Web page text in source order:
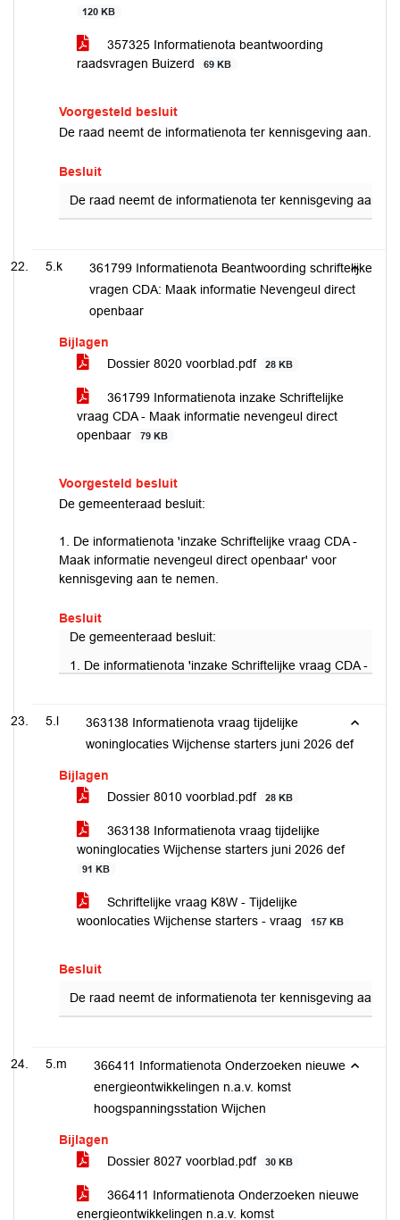
120 KB
357325 Informatienota beantwoording
raadsvragen Buizerd
69 KB
Voorgesteld besluit
De raad neemt de informatienota ter kennisgeving aan.
Besluit
De raad neemt de informatienota ter kennisgeving aan.
5.k
361799 Informatienota Beantwoording schriftelijke
vragen CDA: Maak informatie Nevengeul direct
openbaar
Bijlagen
Dossier 8020 voorblad.pdf
28 KB
361799 Informatienota inzake Schriftelijke
vraag CDA - Maak informatie nevengeul direct
openbaar
79 KB
Voorgesteld besluit
De gemeenteraad besluit:
1. De informatienota 'inzake Schriftelijke vraag CDA -
Maak informatie nevengeul direct openbaar' voor
kennisgeving aan te nemen.
Besluit
De gemeenteraad besluit:
1. De informatienota 'inzake Schriftelijke vraag CDA -
5.l
363138 Informatienota vraag tijdelijke
woninglocaties Wijchense starters juni 2026 def
Bijlagen
Dossier 8010 voorblad.pdf
28 KB
363138 Informatienota vraag tijdelijke
woninglocaties Wijchense starters juni 2026 def
91 KB
Schriftelijke vraag K8W - Tijdelijke
woonlocaties Wijchense starters - vraag
157 KB
Besluit
De raad neemt de informatienota ter kennisgeving aan.
5.m
366411 Informatienota Onderzoeken nieuwe
energieontwikkelingen n.a.v. komst
hoogspanningsstation Wijchen
Bijlagen
Dossier 8027 voorblad.pdf
30 KB
366411 Informatienota Onderzoeken nieuwe
energieontwikkelingen n.a.v. komst